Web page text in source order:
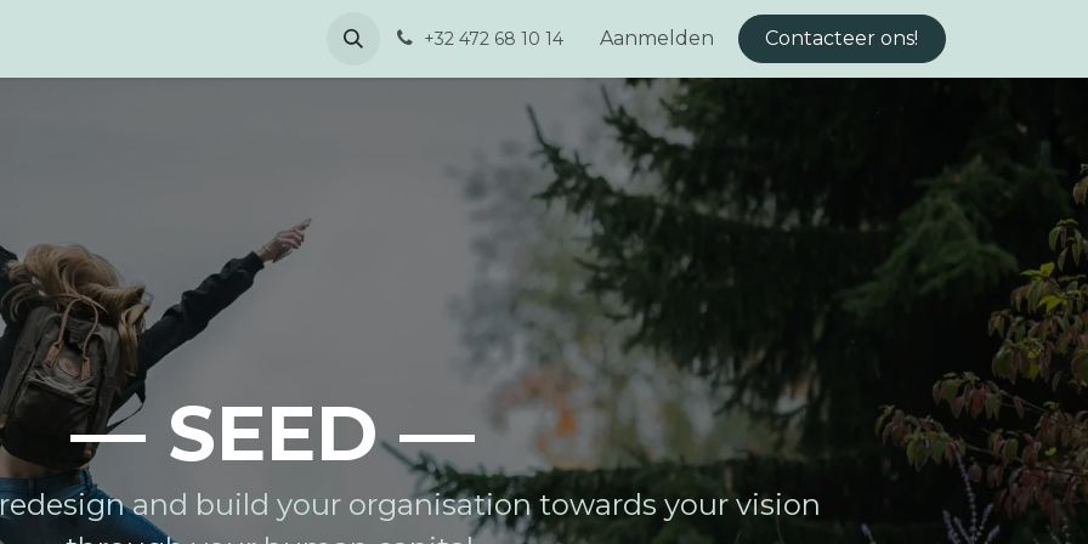
Contact+32 472 68 10 14 Aanmelden Contacteer ons!
— SEED —
and build your organisation towards your vision